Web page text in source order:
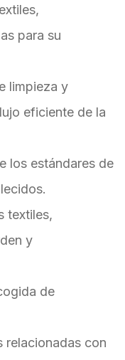
para su
limpieza y
eficiente de la
los estándares de
textiles,
y
de
relacionadas con